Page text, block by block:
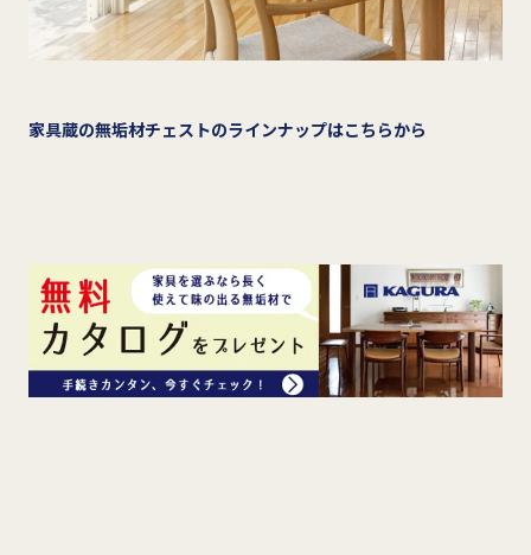
家具蔵の無垢材チェストのラインナップはこちらから